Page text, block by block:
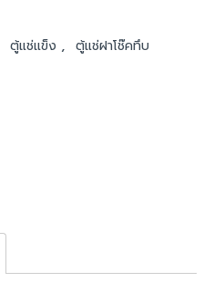
ตู้แช่แข็ง , ตู้แช่ฝาโช๊คทึบ